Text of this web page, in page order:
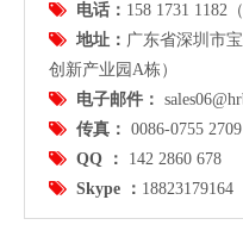
 电话： 158 1731 1182
 地址： 广东省深圳市
创新产业园A栋）
 电子邮件：
 传真： 0086-0755
 QQ ： 142 2860 678
 Skype ： 18823179164